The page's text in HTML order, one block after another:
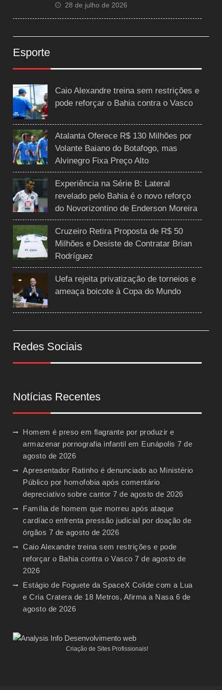
28 de julho de 2026
Esporte
Caio Alexandre treina sem restrições e
pode reforçar o Bahia contra o Vasco
Atalanta Oferece R$ 130 Milhões por
Volante Baiano do Botafogo, mas
Alvinegro Fixa Preço Alto
Experiência na Série B: Lateral
revelado pelo Bahia é o novo reforço
do Novorizontino de Enderson Moreira
Cruzeiro Retira Proposta de R$ 50
Milhões e Desiste de Contratar Brian
Rodríguez
Uefa rejeita privatização de torneios e
ameaça boicote à Copa do Mundo
Redes Sociais
Notícias Recentes
Homem é preso em flagrante por produzir e
armazenar pornografia infantil em Eunápolis 7 de
agosto de 2026
Apresentador Ratinho é denunciado ao Ministério
Público por homofobia após comentário
depreciativo sobre cantor 7 de agosto de 2026
Família de homem que morreu após ataque
cardíaco enfrenta pressão judicial por doação de
órgãos 7 de agosto de 2026
Caio Alexandre treina sem restrições e pode
reforçar o Bahia contra o Vasco 7 de agosto de
2026
Estágio de Foguete da SpaceX Colide com a Lua
e Cria Cratera de 18 Metros, Afirma a Nasa 6 de
agosto de 2026
Criação de Sites Profissionais!